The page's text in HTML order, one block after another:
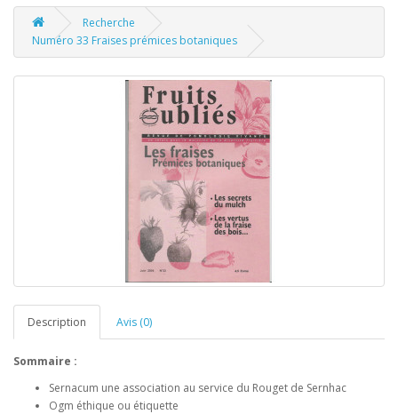
Recherche
Numéro 33 Fraises prémices botaniques
Description Avis (0)
Sommaire :
Sernacum une association au service du Rouget de Sernhac
Ogm éthique ou étiquette